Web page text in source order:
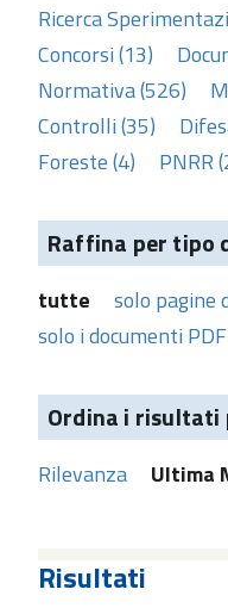
Ricerca
Concorsi (13)
Normativa (526)
Controlli (35)
Foreste (4)
PNRR
Raffina per tipo
tutte
solo pagine
solo i documenti PDF
Ordina i risultati
Rilevanza Ultima
Risultati